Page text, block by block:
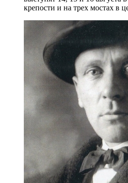
крепости и на трех мостах в